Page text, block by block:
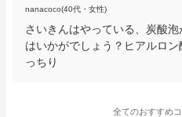
nanacoco(40代・女性)
さいきんはやっている、炭酸
はいかがでしょう？ヒアルロ
っちり
全てのおすすめコ